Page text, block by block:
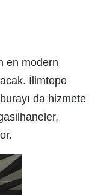
en modern
İlimtepe
da hizmete